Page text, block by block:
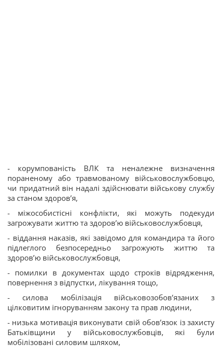
- корумпованість ВЛК та неналежне визначення
пораненому або травмованому військовослужбовцю,
чи придатний він надалі здійснювати військову службу
за станом здоров’я,
- міжособистісні конфлікти, які можуть подекуди
загрожувати життю та здоров’ю військовослужбовця,
- віддання наказів, які завідомо для командира та його
підлеглого безпосередньо загрожують життю та
здоров’ю військовослужбовця,
- помилки в документах щодо строків відрядження,
повернення з відпустки, лікування тощо,
- силова мобілізація військовозобов’язаних з
цілковитим ігноруванням закону та прав людини,
- низька мотивація виконувати свій обов’язок із захисту
Батьківщини у військовослужбовців, які були
мобілізовані силовим шляхом,